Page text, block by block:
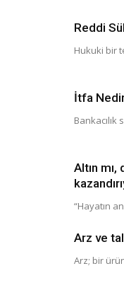
Reddi
Hukuki bir
İtfa
Altın
“Hayatın
Arz ve
Arz; bir